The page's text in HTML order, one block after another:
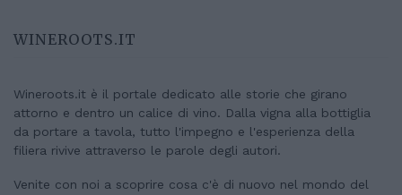
WINEROOTS.IT
Wineroots.it è il portale dedicato alle storie che girano
attorno e dentro un calice di vino. Dalla vigna alla bottiglia
da portare a tavola, tutto l'impegno e l'esperienza della
filiera rivive attraverso le parole degli autori.
Venite con noi a scoprire cosa c'è di nuovo nel mondo del